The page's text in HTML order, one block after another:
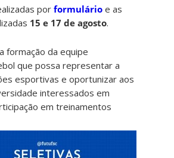
porformulário e as
15 e 17 de agosto.
formação da equipe
que possa representar a
esportivas e oportunizar aos
interessados em
em treinamentos